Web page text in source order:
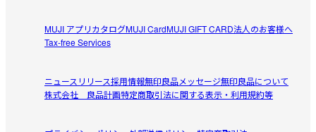
MUJI アプリカタログMUJI CardMUJI GIFT CARD法人のお客様へ
Tax-free Services
ニュースリリース採用情報無印良品メッセージ無印良品について
株式会社 良品計画特定商取引法に関する表示・利用規約等